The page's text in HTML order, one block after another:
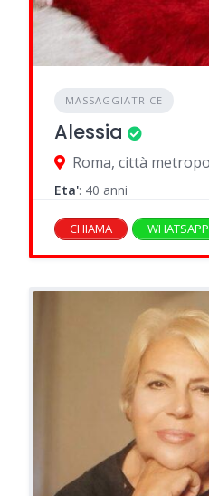
MASSAGGIATRICE
Alessia
Eta': 40 anni
CHIAMA WHATSAPP